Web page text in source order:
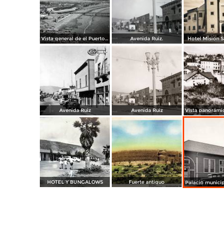
Vista general de el Puerto y Hotel Playa. Avenida Ruiz. Hotel Mision
Avenida Ruiz Avenida Ruiz
HOTEL Y BUNGALOWS Fuerte antiguo